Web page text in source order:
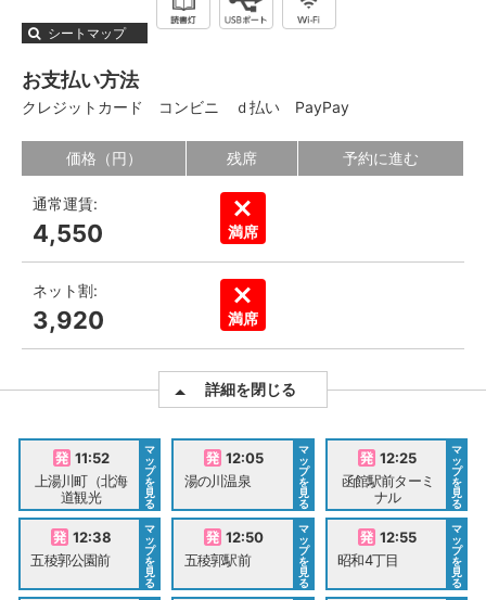
シートマップ
お支払い方法
クレジットカード コンビニ ｄ払い PayPay
価格（円） 残席 予約に進む
通常運賃:
4,550 満席
ネット割:
3,920 満席
詳細を閉じる
11:52
上湯川町（北海
道観光
マ
ッ
プ
を
見
る
12:05
湯の川温泉
マ
ッ
プ
を
見
る
12:25
函館駅前ターミ
ナル
マ
ッ
プ
を
見
る
12:38
五稜郭公園前
マ
ッ
プ
を
見
る
12:50
五稜郭駅前
マ
ッ
プ
を
見
る
12:55
昭和4丁目
マ
ッ
プ
を
見
る